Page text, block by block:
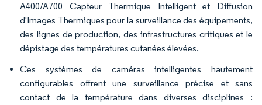
A400/A700 Capteur Thermique Intelligent et Diffusion
d'Images Thermiques pour la surveillance des équipements,
des lignes de production, des infrastructures critiques et le
dépistage des températures cutanées élevées.
Ces systèmes de caméras intelligentes hautement
configurables offrent une surveillance précise et sans
contact de la température dans diverses disciplines :